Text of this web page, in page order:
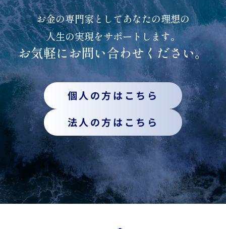
お金の専門家としてあなたの理想の
人生の実現をサポートします。
お気軽にお問い合わせください。
個人の方はこちら
法人の方はこちら